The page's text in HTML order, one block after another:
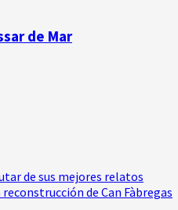
de Mar
de sus mejores relatos
de Can Fàbregas